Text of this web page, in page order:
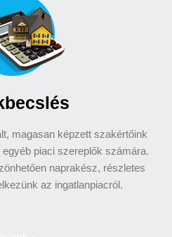
magasan képzett szakértőink
piaci szereplők számára.
naprakész, részletes
az ingatlanpiacról.